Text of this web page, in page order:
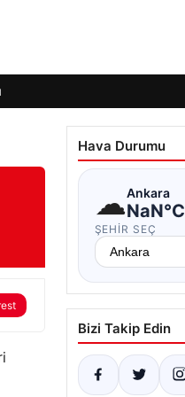
Hava Durumu
☁Ankara
NaN°C
ŞEHIR SEÇ
Bizi Takip Edin